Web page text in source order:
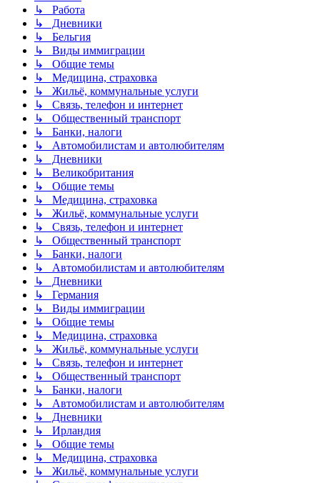
↳ Работа
↳ Дневники
↳ Бельгия
↳ Виды иммиграции
↳ Общие темы
↳ Медицина, страховка
↳ Жильё, коммунальные услуги
↳ Связь, телефон и интернет
↳ Общественный транспорт
↳ Банки, налоги
↳ Автомобилистам и автолюбителям
↳ Дневники
↳ Великобритания
↳ Общие темы
↳ Медицина, страховка
↳ Жильё, коммунальные услуги
↳ Связь, телефон и интернет
↳ Общественный транспорт
↳ Банки, налоги
↳ Автомобилистам и автолюбителям
↳ Дневники
↳ Германия
↳ Виды иммиграции
↳ Общие темы
↳ Медицина, страховка
↳ Жильё, коммунальные услуги
↳ Связь, телефон и интернет
↳ Общественный транспорт
↳ Банки, налоги
↳ Автомобилистам и автолюбителям
↳ Дневники
↳ Ирландия
↳ Общие темы
↳ Медицина, страховка
↳ Жильё, коммунальные услуги